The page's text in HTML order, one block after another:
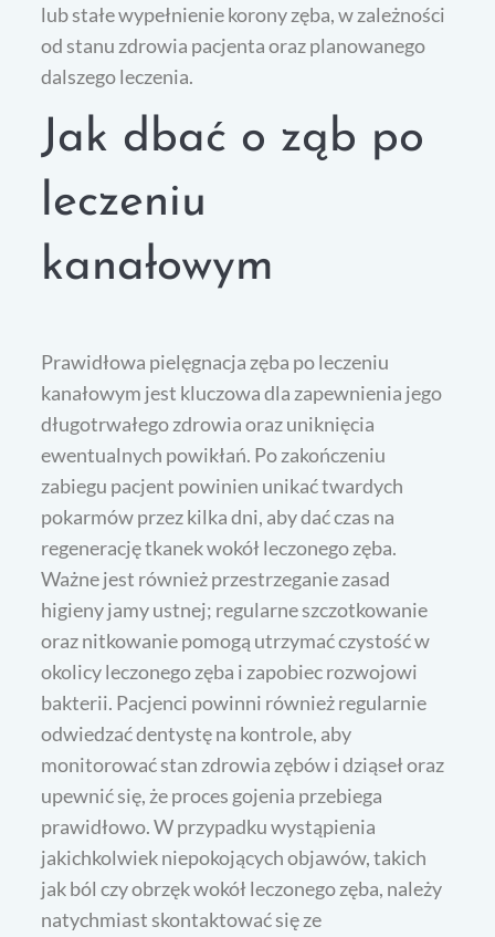
lub stałe wypełnienie korony zęba, w zależności
od stanu zdrowia pacjenta oraz planowanego
dalszego leczenia.
Jak dbać o ząb po
leczeniu
kanałowym
Prawidłowa pielęgnacja zęba po leczeniu
kanałowym jest kluczowa dla zapewnienia jego
długotrwałego zdrowia oraz uniknięcia
ewentualnych powikłań. Po zakończeniu
zabiegu pacjent powinien unikać twardych
pokarmów przez kilka dni, aby dać czas na
regenerację tkanek wokół leczonego zęba.
Ważne jest również przestrzeganie zasad
higieny jamy ustnej; regularne szczotkowanie
oraz nitkowanie pomogą utrzymać czystość w
okolicy leczonego zęba i zapobiec rozwojowi
bakterii. Pacjenci powinni również regularnie
odwiedzać dentystę na kontrole, aby
monitorować stan zdrowia zębów i dziąseł oraz
upewnić się, że proces gojenia przebiega
prawidłowo. W przypadku wystąpienia
jakichkolwiek niepokojących objawów, takich
jak ból czy obrzęk wokół leczonego zęba, należy
natychmiast skontaktować się ze